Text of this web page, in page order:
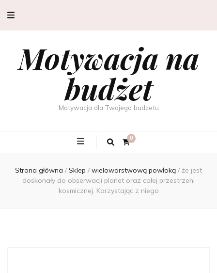
Motywacja na
budżet
Motywacja dla Twojego budżetu
0
Strona główna / Sklep / wielowarstwową powłoką / że jest
doskonały do obserwacji planet oraz całej przestrzeni
kosmicznej. Korzystając z niego